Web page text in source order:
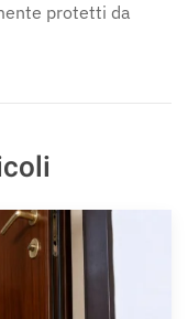
protetti da